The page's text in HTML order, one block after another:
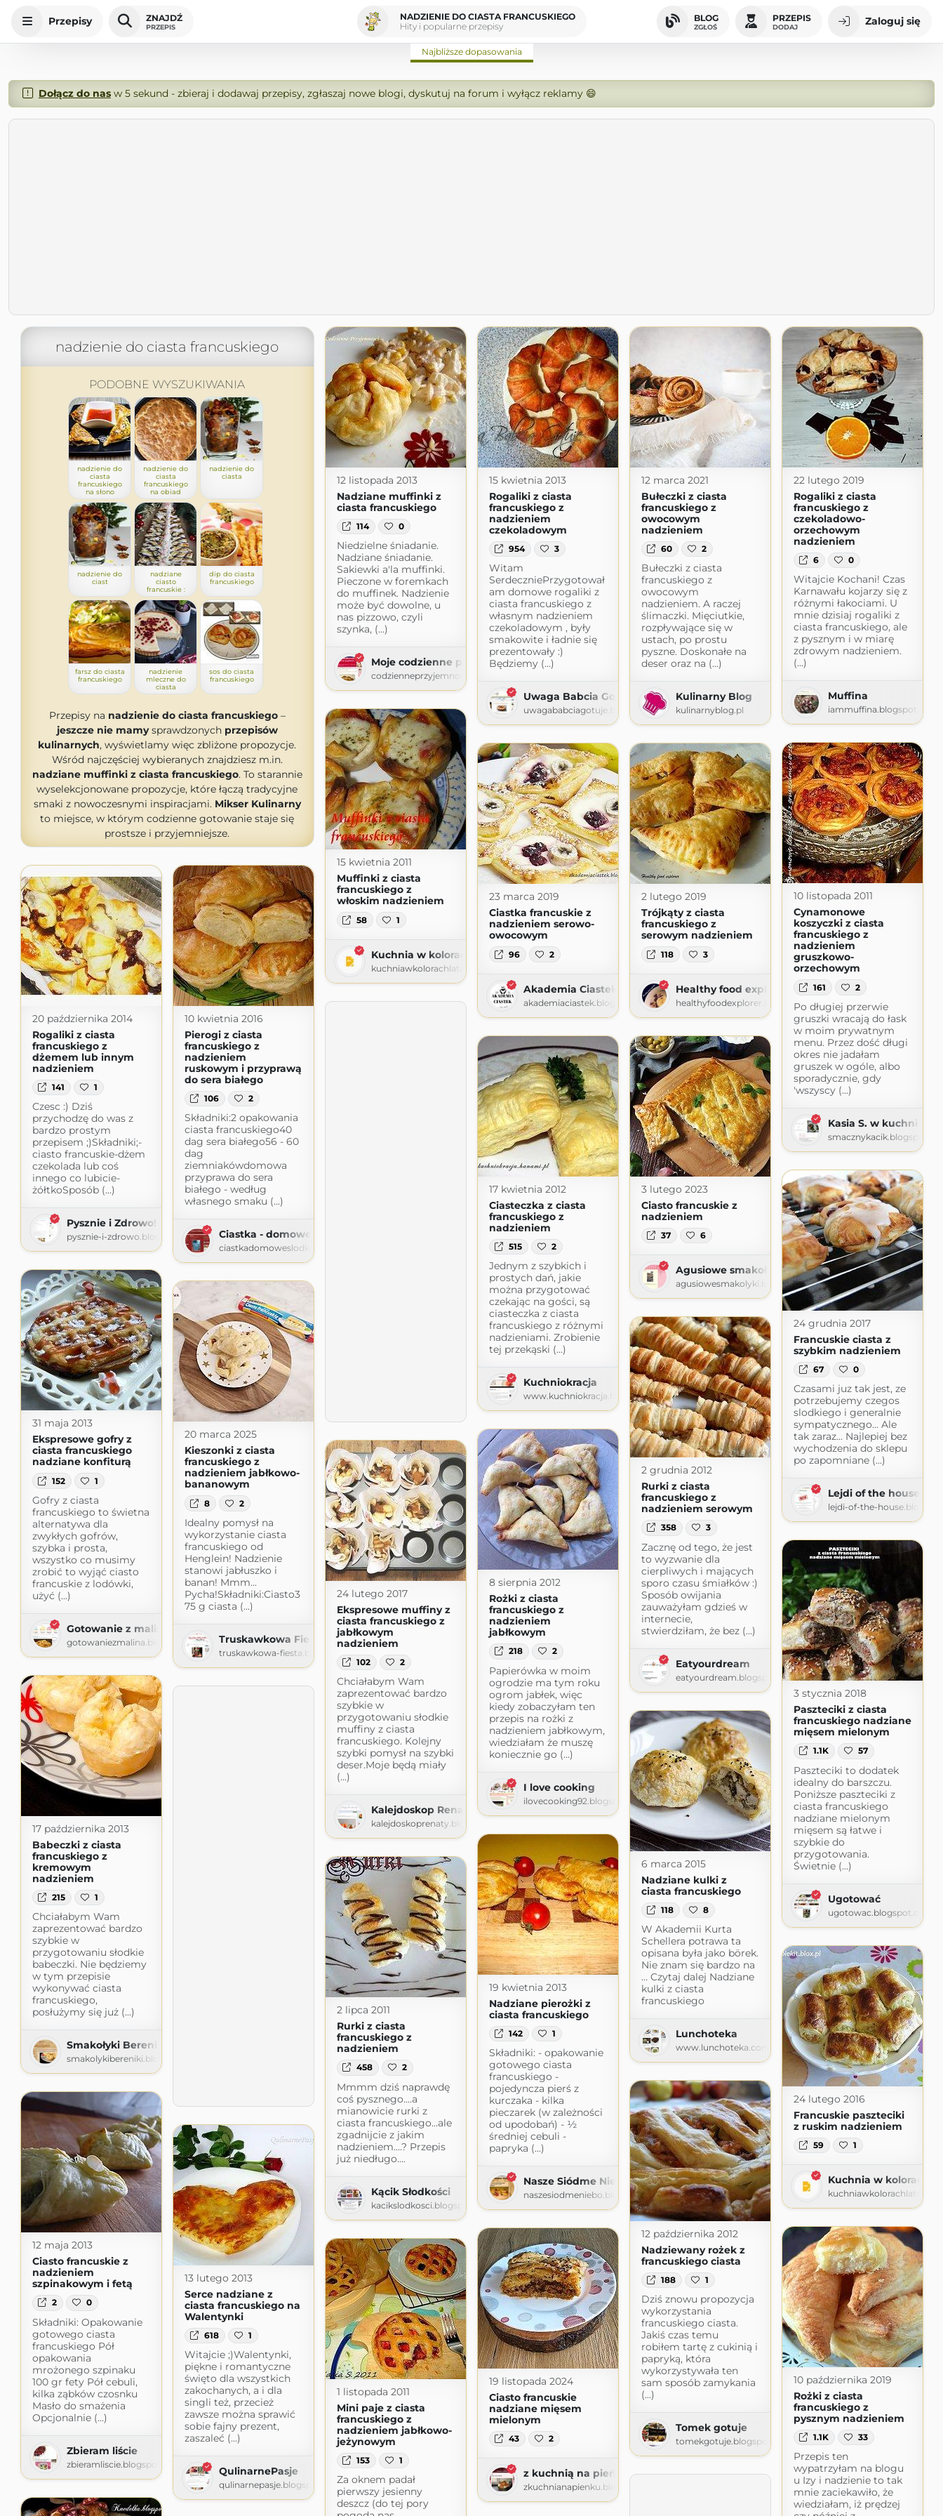
Przepisy ZNAJDŹ
PRZEPIS
NADZIENIE DO CIASTA FRANCUSKIEGO
Hity i popularne przepisy
BLOG
ZGŁOŚ
PRZEPIS
DODAJ Zaloguj się
Najbliższe dopasowania
Dołącz do nasw 5 sekund - zbieraj i dodawaj przepisy, zgłaszaj nowe blogi, dyskutuj na forum i wyłącz reklamy 😄
nadzienie do ciasta francuskiego
PODOBNE WYSZUKIWANIA
nadzienie do
ciasta
francuskiego
na słono
nadzienie do
ciasta
francuskiego
na obiad
nadzienie do
ciasta
nadzienie do
ciast
nadziane
ciasto
francuskie :
dip do ciasta
francuskiego
farsz do ciasta
francuskiego
nadzienie
mleczne do
ciasta
sos do ciasta
francuskiego
Przepisy na nadzienie do ciasta francuskiego–
jeszcze nie mamysprawdzonych przepisów
kulinarnych, wyświetlamy więc zbliżone propozycje.
Wśród najczęściej wybieranych znajdziesz m.in.
nadziane muffinki z ciasta francuskiego. To starannie
wyselekcjonowane propozycje, które łączą tradycyjne
smaki z nowoczesnymi inspiracjami. Mikser Kulinarny
to miejsce, w którym codzienne gotowanie staje się
prostsze i przyjemniejsze.
12 listopada 2013
Nadziane muffinki z
ciasta francuskiego
114 0
Niedzielne śniadanie.
Nadziane śniadanie.
Sakiewki a'la muffinki.
Pieczone w foremkach
do muffinek. Nadzienie
może być dowolne, u
nas pizzowo, czyli
szynka, (...)
Moje codzienne przyjemności
codzienneprzyjemnosci.blogspot.com
15 kwietnia 2013
Rogaliki z ciasta
francuskiego z
nadzieniem
czekoladowym
954 3
Witam
SerdeczniePrzygotował
am domowe rogaliki z
ciasta francuskiego z
własnym nadzieniem
czekoladowym , były
smakowite i ładnie się
prezentowały :)
Będziemy (...)
Uwaga Babcia Gotuje
uwagababciagotuje.blogspot.com
12 marca 2021
Bułeczki z ciasta
francuskiego z
owocowym
nadzieniem
60 2
Bułeczki z ciasta
francuskiego z
owocowym
nadzieniem. A raczej
ślimaczki. Mięciutkie,
rozpływające się w
ustach, po prostu
pyszne. Doskonałe na
deser oraz na (...)
Kulinarny Blog
kulinarnyblog.pl
22 lutego 2019
Rogaliki z ciasta
francuskiego z
czekoladowo-
orzechowym
nadzieniem
6 0
Witajcie Kochani! Czas
Karnawału kojarzy się z
różnymi łakociami. U
mnie dzisiaj rogaliki z
ciasta francuskiego, ale
z pysznym i w miarę
zdrowym nadzieniem.
(...)
Muffina
iammuffina.blogspot.com
15 kwietnia 2011
Muffinki z ciasta
francuskiego z
włoskim nadzieniem
58 1
Kuchnia w kolorach lata
kuchniawkolorachlata.wordpress.com
10 listopada 2011
Cynamonowe
koszyczki z ciasta
francuskiego z
nadzieniem
gruszkowo-
orzechowym
161 2
Po długiej przerwie
gruszki wracają do łask
w moim prywatnym
menu. Przez dość długi
okres nie jadałam
gruszek w ogóle, albo
sporadycznie, gdy
'wszyscy (...)
Kasia S. w kuchni
23 marca 2019
Ciastka francuskie z
nadzieniem serowo-
owocowym
96 2
Akademia Ciastek
akademiaciastek.blogspot.com
2 lutego 2019
Trójkąty z ciasta
francuskiego z
serowym nadzieniem
118 3
Healthy food explorer
healthyfoodexplorer.blogspot.com
20 października 2014
Rogaliki z ciasta
francuskiego z
dżemem lub innym
nadzieniem
141 1
Czesc :) Dziś
przychodzę do was z
bardzo prostym
przepisem ;)Składniki;-
ciasto francuskie-dżem
czekolada lub coś
innego co lubicie-
żółtkoSposób (...)
Pysznie i Zdrowo!
pysznie-i-zdrowo.blogspot.com
10 kwietnia 2016
Pierogi z ciasta
francuskiego z
nadzieniem
ruskowym i przyprawą
do sera białego
106 2
Składniki:2 opakowania
ciasta francuskiego40
dag sera białego56 - 60
dag
ziemniakówdomowa
przyprawa do sera
białego - według
własnego smaku (...)
Ciastka - domowe słodkości
ciastkadomoweslodkosci.blogspot.com
17 kwietnia 2012
Ciasteczka z ciasta
francuskiego z
nadzieniem
515 2
Jednym z szybkich i
prostych dań, jakie
można przygotować
czekając na gości, są
ciasteczka z ciasta
francuskiego z różnymi
nadzieniami. Zrobienie
tej przekąski (...)
Kuchniokracja
www.kuchniokracja.hanami.pl
3 lutego 2023
Ciasto francuskie z
nadzieniem
37 6
Agusiowe smakołyki
agusiowesmakolyki.blogspot.com
24 grudnia 2017
Francuskie ciasta z
szybkim nadzieniem
67 0
Czasami juz tak jest, ze
potrzebujemy czegos
slodkiego i generalnie
sympatycznego... Ale
tak zaraz... Najlepiej bez
wychodzenia do sklepu
po zapomniane (...)
Lejdi of the house
lejdi-of-the-
31 maja 2013
Ekspresowe gofry z
ciasta francuskiego
nadziane konfiturą
152 1
Gofry z ciasta
francuskiego to świetna
alternatywa dla
zwykłych gofrów,
szybka i prosta,
wszystko co musimy
zrobić to wyjąć ciasto
francuskie z lodówki,
użyć (...)
Gotowanie z maliną
gotowaniezmalina.blogspot.com
20 marca 2025
Kieszonki z ciasta
francuskiego z
nadzieniem jabłkowo-
bananowym
8 2
Idealny pomysł na
wykorzystanie ciasta
francuskiego od
Henglein! Nadzienie
stanowi jabłuszko i
banan! Mmm...
Pycha!Składniki:Ciasto3
75 g ciasta (...)
Truskawkowa Fiesta
truskawkowa-fiesta.blogspot.com
2 grudnia 2012
Rurki z ciasta
francuskiego z
nadzieniem serowym
358 3
Zacznę od tego, że jest
to wyzwanie dla
cierpliwych i mających
sporo czasu śmiałków :)
Sposób owijania
zauważyłam gdzieś w
internecie,
stwierdziłam, że bez (...)
Eatyourdream
eatyourdream.blogspot.com
8 sierpnia 2012
Rożki z ciasta
francuskiego z
nadzieniem
jabłkowym
218 2
Papierówka w moim
ogrodzie ma tym roku
ogrom jabłek, więc
kiedy zobaczyłam ten
przepis na rożki z
nadzieniem jabłkowym,
wiedziałam że muszę
koniecznie go (...)
I love cooking
ilovecooking92.blogspot.com
24 lutego 2017
Ekspresowe muffiny z
ciasta francuskiego z
jabłkowym
nadzieniem
102 2
Chciałabym Wam
zaprezentować bardzo
szybkie w
przygotowaniu słodkie
muffiny z ciasta
francuskiego. Kolejny
szybki pomysł na szybki
deser.Moje będą miały
(...)
Kalejdoskop Renaty
kalejdoskoprenaty.blogspot.com
3 stycznia 2018
Paszteciki z ciasta
francuskiego nadziane
mięsem mielonym
1.1K 57
Paszteciki to dodatek
idealny do barszczu.
Poniższe paszteciki z
ciasta francuskiego
nadziane mielonym
mięsem są łatwe i
szybkie do
przygotowania.
Świetnie (...)
Ugotować
ugotowac.blogspot.com
17 października 2013
Babeczki z ciasta
francuskiego z
kremowym
nadzieniem
215 1
Chciałabym Wam
zaprezentować bardzo
szybkie w
przygotowaniu słodkie
babeczki. Nie będziemy
w tym przepisie
wykonywać ciasta
francuskiego,
posłużymy się już (...)
Smakołyki Bereniki
smakolykibereniki.blogspot.com
6 marca 2015
Nadziane kulki z
ciasta francuskiego
118 8
W Akademii Kurta
Schellera potrawa ta
opisana była jako börek.
Nie znam się bardzo na
… Czytaj dalej Nadziane
kulki z ciasta
francuskiego
Lunchoteka
www.lunchoteka.com
19 kwietnia 2013
Nadziane pierożki z
ciasta francuskiego
142 1
Składniki: - opakowanie
gotowego ciasta
francuskiego -
pojedyncza pierś z
kurczaka - kilka
pieczarek (w zależności
od upodobań) - ½
średniej cebuli -
papryka (...)
Nasze Siódme Niebo
naszesiodmeniebo.blogspot.com
2 lipca 2011
Rurki z ciasta
francuskiego z
nadzieniem
458 2
Mmmm dziś naprawdę
coś pysznego....a
mianowicie rurki z
ciasta francuskiego...ale
zgadnijcie z jakim
nadzieniem....? Przepis
już niedługo....
Kącik Słodkości
kacikslodkosci.blogspot.com
24 lutego 2016
Francuskie paszteciki
z ruskim nadzieniem
59 1
Kuchnia w kolorach
12 października 2012
Nadziewany rożek z
francuskiego ciasta
188 1
Dziś znowu propozycja
wykorzystania
francuskiego ciasta.
Jakiś czas temu
robiłem tartę z cukinią i
papryką, która
wykorzystywała ten
sam sposób zamykania
(...)
Tomek gotuje
tomekgotuje.blogspot.com
12 maja 2013
Ciasto francuskie z
nadzieniem
szpinakowym i fetą
2 0
Składniki: Opakowanie
gotowego ciasta
francuskiego Pół
opakowania
mrożonego szpinaku
100 gr fety Pół cebuli,
kilka ząbków czosnku
Masło do smażenia
Opcjonalnie (...)
Zbieram liście
zbieramliscie.blogspot.com
13 lutego 2013
Serce nadziane z
ciasta francuskiego na
Walentynki
618 1
Witajcie ;)Walentynki,
piękne i romantyczne
święto dla wszystkich
zakochanych, a i dla
singli też, przecież
zawsze można sprawić
sobie fajny prezent,
zaszaleć (...)
QulinarnePasje
qulinarnepasje.blogspot.com
10 października 2019
Rożki z ciasta
francuskiego z
pysznym nadzieniem
1.1K 33
Przepis ten
wypatrzyłam na blogu
u Izy i nadzienie to tak
mnie zaciekawiło, że
wiedziałam, iż prędzej
19 listopada 2024
Ciasto francuskie
nadziane mięsem
mielonym
43 2
z kuchnią na pieńku
zkuchnianapienku.blogspot.com
1 listopada 2011
Mini paje z ciasta
francuskiego z
nadzieniem jabłkowo-
jeżynowym
153 1
Za oknem padał
pierwszy jesienny
deszcz (do tej pory